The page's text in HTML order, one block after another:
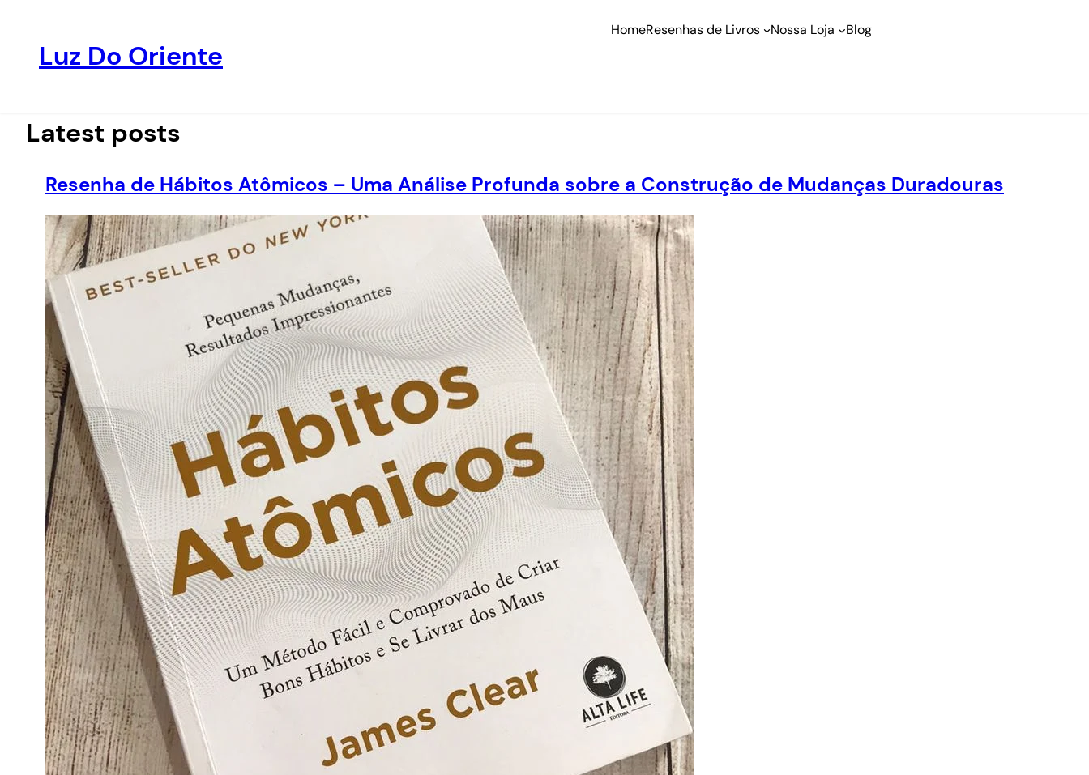
conteúdo
Luz Do Oriente
HomeResenhas de Livros Nossa Loja Blog
Latest posts
Resenha de Hábitos Atômicos – Uma Análise Profunda sobre a Construção de Mudanças Duradouras